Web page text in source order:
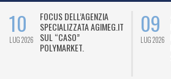
10
LUG 2026
FOCUS DELL’AGENZIA
SPECIALIZZATA AGIMEG.IT
SUL “CASO”
POLYMARKET.
09
LUG 2026